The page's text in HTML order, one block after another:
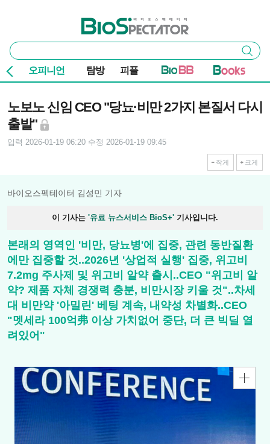
바이오스펙테이터
통
합
검
색
검색
오피니언 탐방 피플
노보노 신임 CEO "당뇨·비만 2가지 본질서 다시
출발"
입력 2026-01-19 06:20 수정 2026-01-19 09:45
작게 크게
바이오스펙테이터 김성민 기자
이 기사는 '유료 뉴스서비스 BioS+' 기사입니다.
본래의 영역인 '비만, 당뇨병'에 집중, 관련 동반질환
에만 집중할 것..2026년 '상업적 실행' 집중, 위고비
7.2mg 주사제 및 위고비 알약 출시..CEO "위고비 알
약? 제품 자체 경쟁력 충분, 비만시장 키울 것"..차세
대 비만약 '아밀린' 베팅 계속, 내약성 차별화..CEO
"멧세라 100억弗 이상 가치없어 중단, 더 큰 빅딜 열
려있어"